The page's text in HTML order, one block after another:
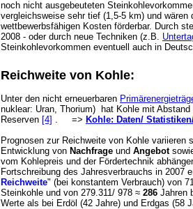
noch nicht ausgebeuteten
vergleichsweise sehr tief (1,5-5 km) und wären
wettbewerbsfähigen Kosten förderbar. Durch
2008 - oder durch neue Techniken (z.B.
Steinkohlevorkommen eventuell auch in
Reichweite von Kohle:
Unter den nicht erneuerbaren
nuklear: Uran, Thorium) hat Kohle mit
Reserven [4] . => Kohle: Daten/
Prognosen zur Reichweite von Kohle variieren
Entwicklung von Nachfrage und Angebot
vom Kohlepreis und der Fördertechnik
Fortschreibung des Jahresverbrauchs in 2007
Reichweite" (bei konstantem Verbrauch) von
Steinkohle und von 279.311/ 978 ≈ 286 Jahren
Werte als bei Erdöl (42 Jahre) und Erdgas (58